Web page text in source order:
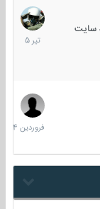
16
تیر
1405
29
فروردین
1404